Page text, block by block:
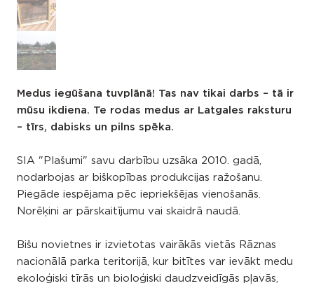
Medus iegūšana tuvplānā! Tas nav tikai darbs – tā ir
mūsu ikdiena. Te rodas medus ar Latgales raksturu
– tīrs, dabisks un pilns spēka.
SIA "Plašumi" savu darbību uzsāka 2010. gadā,
nodarbojas ar biškopības produkcijas ražošanu.
Piegāde iespējama pēc iepriekšējas vienošanās.
Norēķini ar pārskaitījumu vai skaidrā naudā.
Bišu novietnes ir izvietotas vairākās vietās Rāznas
nacionālā parka teritorijā, kur bitītes var ievākt medu
ekoloģiski tīrās un bioloģiski daudzveidīgās pļavās,